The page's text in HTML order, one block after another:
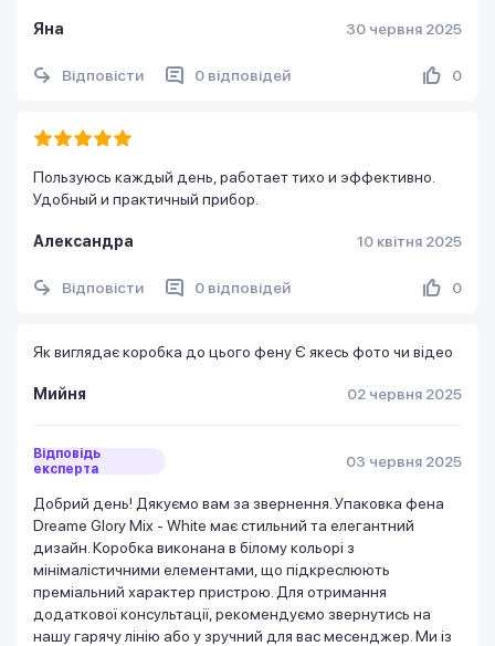
Яна 30 червня 2025
Відповісти 0 відповідей 0
Пользуюсь каждый день, работает тихо и эффективно.
Удобный и практичный прибор.
Александра 10 квітня 2025
Відповісти 0 відповідей 0
Як виглядає коробка до цього фену Є якесь фото чи відео
Мийня 02 червня 2025
Відповідь
експерта
03 червня 2025
Добрий день! Дякуємо вам за звернення. Упаковка фена
Dreame Glory Mix - White має стильний та елегантний
дизайн. Коробка виконана в білому кольорі з
мінімалістичними елементами, що підкреслюють
преміальний характер пристрою. Для отримання
додаткової консультації, рекомендуємо звернутись на
нашу гарячу лінію або у зручний для вас месенджер. Ми із